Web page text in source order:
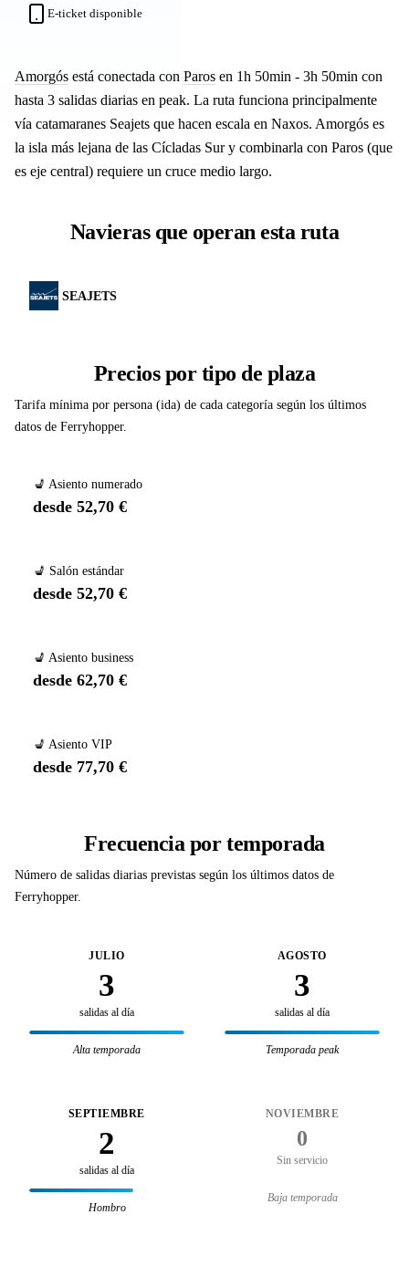
E-ticket disponible
Amorgós está conectada con Paros en 1h 50min - 3h 50min con
hasta 3 salidas diarias en peak. La ruta funciona principalmente
vía catamaranes Seajets que hacen escala en Naxos. Amorgós es
la isla más lejana de las Cícladas Sur y combinarla con Paros (que
es eje central) requiere un cruce medio largo.
Navieras que operan esta ruta
SEAJETS
Precios por tipo de plaza
Tarifa mínima por persona (ida) de cada categoría según los últimos
datos de Ferryhopper.
💺 Asiento numerado
desde 52,70 €
💺 Salón estándar
desde 52,70 €
💺 Asiento business
desde 62,70 €
💺 Asiento VIP
desde 77,70 €
Frecuencia por temporada
Número de salidas diarias previstas según los últimos datos de
Ferryhopper.
JULIO
3
salidas al día
Alta temporada
AGOSTO
3
salidas al día
Temporada peak
SEPTIEMBRE
2
salidas al día
Hombro
NOVIEMBRE
0
Sin servicio
Baja temporada